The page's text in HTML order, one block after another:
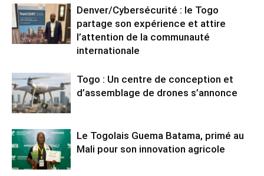
Denver/Cybersécurité : le Togo
partage son expérience et attire
l’attention de la communauté
internationale
Togo : Un centre de conception et
d’assemblage de drones s’annonce
Le Togolais Guema Batama, primé au
Mali pour son innovation agricole